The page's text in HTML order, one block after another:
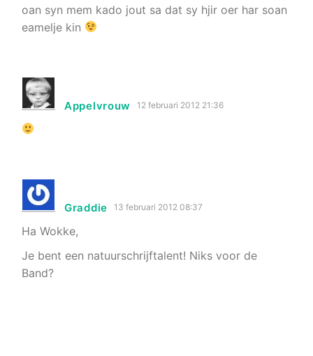
oan syn mem kado jout sa dat sy hjir oer har soan
eamelje kin
Appelvrouw 12 februari 2012 21:36
Graddie 13 februari 2012 08:37
Ha Wokke,
Je bent een natuurschrijftalent! Niks voor de
Band?